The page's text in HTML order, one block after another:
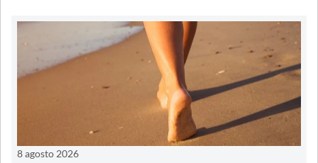
8 agosto 2026